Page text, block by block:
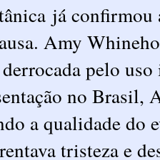
já confirmou
Amy
pelo
no Brasil,
a qualidade do
tristeza e